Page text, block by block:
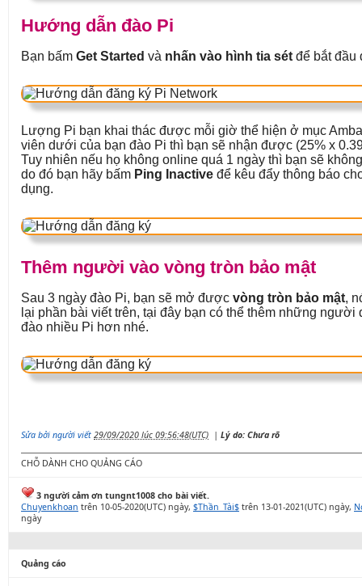
Hướng dẫn đào Pi
Bạn bấm Get Started và nhấn vào hình tia sét để bắt đầu
Lượng Pi bạn khai thác được mỗi giờ thể hiện ở mục
viên dưới của bạn đào Pi thì bạn sẽ nhận được (25% x
Tuy nhiên nếu họ không online quá 1 ngày thì bạn sẽ
do đó bạn hãy bấm Ping Inactive để kêu đẩy thông báo
dụng.
Thêm người vào vòng tròn bảo mật
Sau 3 ngày đào Pi, bạn sẽ mở được vòng tròn bảo mật,
lại phần bài viết trên, tại đây bạn có thể thêm những người
đào nhiều Pi hơn nhé.
Sửa bởi người viết 29/09/2020 lúc 09:56:48(UTC) | Lý do: Chưa rõ
CHỖ DÀNH CHO QUẢNG CÁO
3 người cảm ơn tungnt1008 cho bài viết.
Chuyenkhoan trên 10-05-2020(UTC) ngày, $Thần_Tài$ trên 13-01-2021(UTC) ngày,
ngày
Quảng cáo